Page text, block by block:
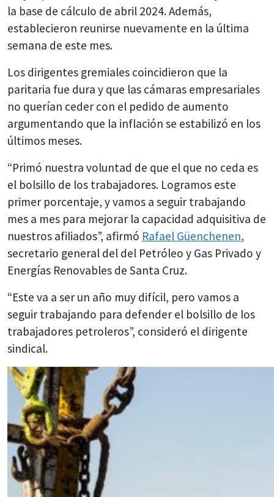
la base de cálculo de abril 2024. Además,
establecieron reunirse nuevamente en la última
semana de este mes.
Los dirigentes gremiales coincidieron que la
paritaria fue dura y que las cámaras empresariales
no querían ceder con el pedido de aumento
argumentando que la inflación se estabilizó en los
últimos meses.
“Primó nuestra voluntad de que el que no ceda es
el bolsillo de los trabajadores. Logramos este
primer porcentaje, y vamos a seguir trabajando
mes a mes para mejorar la capacidad adquisitiva de
nuestros afiliados”, afirmó Rafael Güenchenen,
secretario general del del Petróleo y Gas Privado y
Energías Renovables de Santa Cruz.
“Este va a ser un año muy difícil, pero vamos a
seguir trabajando para defender el bolsillo de los
trabajadores petroleros”, consideró el dirigente
sindical.